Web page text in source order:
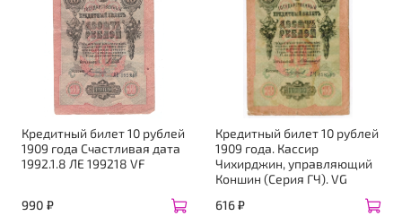
Кредитный билет 10 рублей
1909 года Счастливая дата
1992.1.8 ЛЕ 199218 VF
990 ₽
Кредитный билет 10 рублей
1909 года. Кассир
Чихирджин, управляющий
Коншин (Серия ГЧ). VG
616 ₽